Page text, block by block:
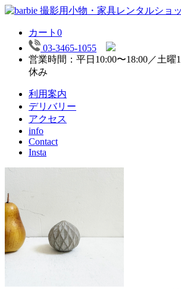
カート 0
03-3465-1055
営業時間：平日10:00〜18:00／土曜
休み
利用案内
デリバリー
アクセス
info
Contact
Insta